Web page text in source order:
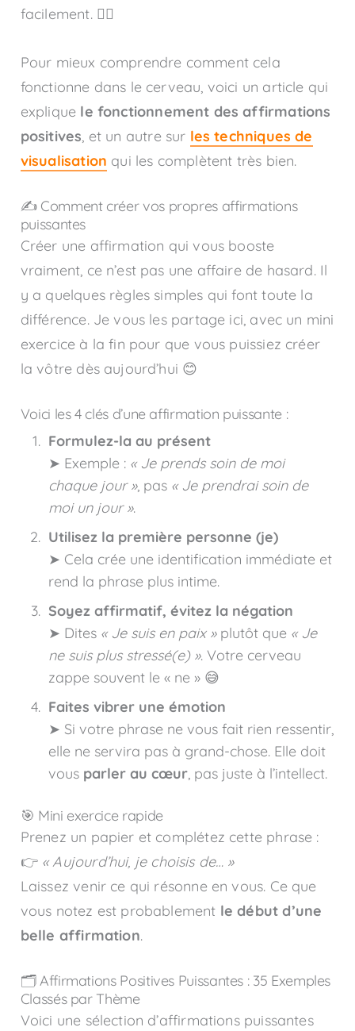
facilement. 🧘‍♂️
Pour mieux comprendre comment cela
fonctionne dans le cerveau, voici un article qui
explique le fonctionnement des affirmations
positives, et un autre sur les techniques de
visualisation qui les complètent très bien.
✍️ Comment créer vos propres affirmations
puissantes
Créer une affirmation qui vous booste
vraiment, ce n’est pas une affaire de hasard. Il
y a quelques règles simples qui font toute la
différence. Je vous les partage ici, avec un mini
exercice à la fin pour que vous puissiez créer
la vôtre dès aujourd’hui 😊
Voici les 4 clés d’une affirmation puissante :
Formulez-la au présent
➤ Exemple : « Je prends soin de moi
chaque jour », pas « Je prendrai soin de
moi un jour ».
Utilisez la première personne (je)
➤ Cela crée une identification immédiate et
rend la phrase plus intime.
Soyez affirmatif, évitez la négation
➤ Dites « Je suis en paix »plutôt que « Je
ne suis plus stressé(e) ». Votre cerveau
zappe souvent le « ne » 😅
Faites vibrer une émotion
➤ Si votre phrase ne vous fait rien ressentir,
elle ne servira pas à grand-chose. Elle doit
vous parler au cœur, pas juste à l’intellect.
🎯 Mini exercice rapide
Prenez un papier et complétez cette phrase :
👉 « Aujourd’hui, je choisis de… »
Laissez venir ce qui résonne en vous. Ce que
vous notez est probablement le début d’une
belle affirmation.
🗂️ Affirmations Positives Puissantes : 35 Exemples
Classés par Thème
Voici une sélection d’affirmations puissantes